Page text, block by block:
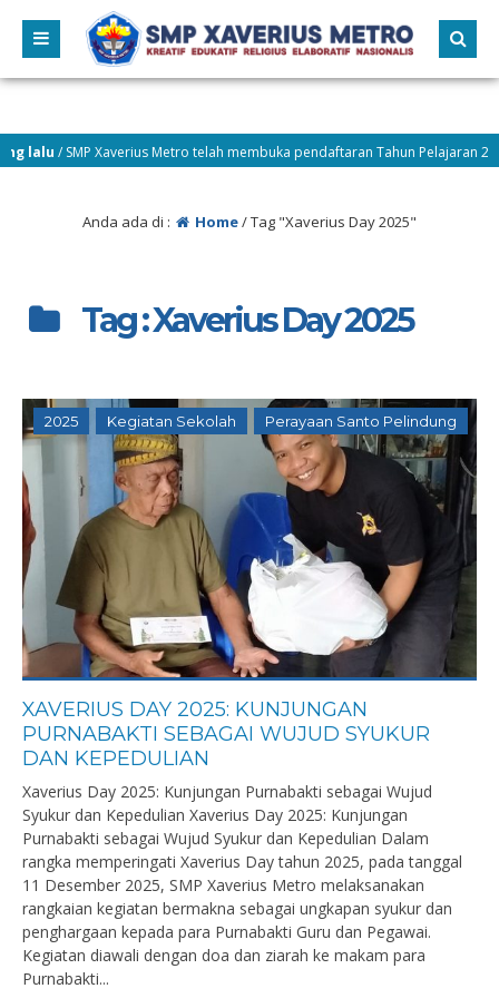
/ SMP Xaverius Metro telah membuka pendaftaran Tahun Pelajaran
Anda ada di : Home/Tag "Xaverius Day 2025"
Tag : Xaverius Day 2025
2025 Kegiatan Sekolah Perayaan Santo Pelindung
XAVERIUS DAY 2025: KUNJUNGAN
PURNABAKTI SEBAGAI WUJUD SYUKUR
DAN KEPEDULIAN
Xaverius Day 2025: Kunjungan Purnabakti sebagai Wujud
Syukur dan Kepedulian Xaverius Day 2025: Kunjungan
Purnabakti sebagai Wujud Syukur dan Kepedulian Dalam
rangka memperingati Xaverius Day tahun 2025, pada tanggal
11 Desember 2025, SMP Xaverius Metro melaksanakan
rangkaian kegiatan bermakna sebagai ungkapan syukur dan
penghargaan kepada para Purnabakti Guru dan Pegawai.
Kegiatan diawali dengan doa dan ziarah ke makam para
Purnabakti...